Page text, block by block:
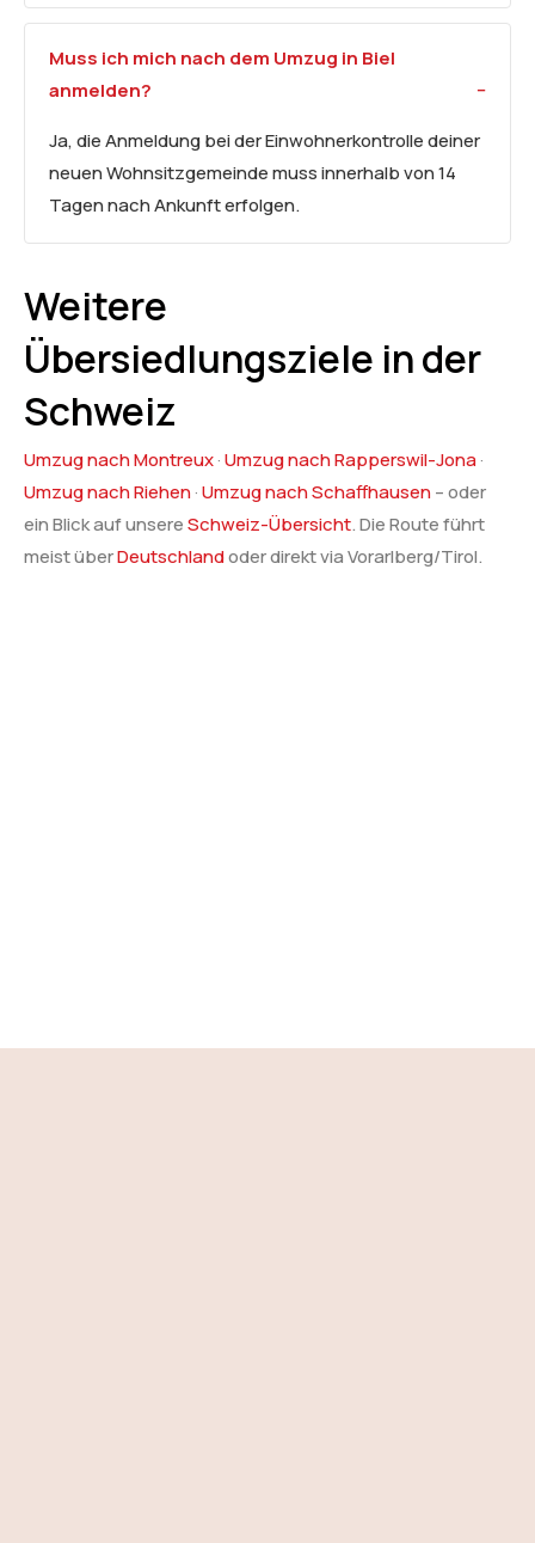
Muss ich mich nach dem Umzug in Biel
anmelden?
Ja, die Anmeldung bei der Einwohnerkontrolle deiner
neuen Wohnsitzgemeinde muss innerhalb von 14
Tagen nach Ankunft erfolgen.
Weitere
Übersiedlungsziele in der
Schweiz
Umzug nach Montreux·Umzug nach Rapperswil-Jona·
Umzug nach Riehen·Umzug nach Schaffhausen– oder
ein Blick auf unsereSchweiz-Übersicht. Die Route führt
meist überDeutschlandoder direkt via Vorarlberg/Tirol.